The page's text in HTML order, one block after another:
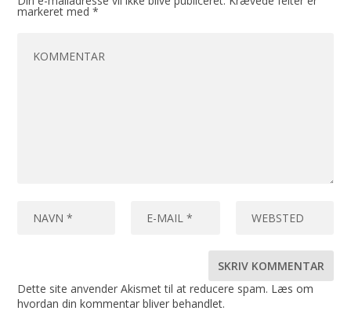
markeret med*
Dette site anvender Akismet til at reducere spam. Læs om
hvordan din kommentar bliver behandlet.